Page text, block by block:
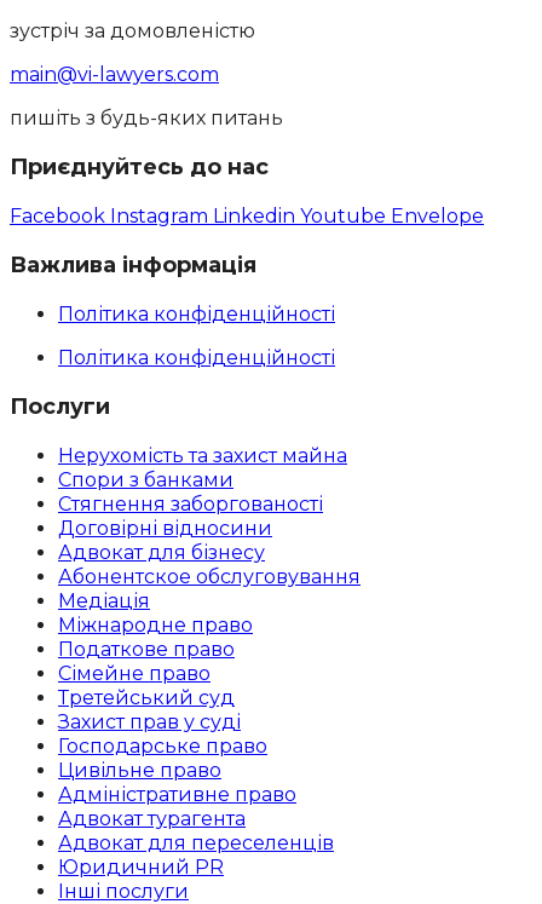
зустріч за домовленістю
main@vi-lawyers.com
пишіть з будь-яких питань
Приєднуйтесь до нас
Facebook Instagram Linkedin Youtube Envelope
Важлива інформація
Політика конфіденційності
Політика конфіденційності
Послуги
Нерухомість та захист майна
Спори з банками
Стягнення заборгованості
Договірні відносини
Адвокат для бізнесу
Абoнентское обслуговування
Медіація
Міжнародне право
Податкове право
Сімейне право
Третейський суд
Захист прав у суді
Господарське право
Цивільне право
Адміністративне право
Адвокат турагента
Адвокат для переселенців
Юридичний PR
Інші послуги